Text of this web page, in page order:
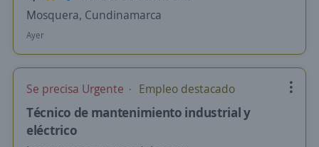
Mosquera, Cundinamarca
Ayer
Se precisa Urgente Empleo destacado
Técnico de mantenimiento industrial y
eléctrico